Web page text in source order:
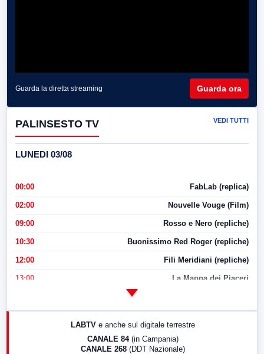
Guarda la diretta streaming Guarda ora
PALINSESTO TV VEDI TUTTI
LUNEDI 03/08
00:00 FabLab (replica)
02:00 Nouvelle Vouge (Film)
09:00 Rosso e Nero (repliche)
10:30 Buonissimo Red Roger (repliche)
12:00 Fili Meridiani (repliche)
13:00 La Mappa dei Piaceri
LABTV e anche sul digitale terrestre
CANALE 84 (in Campania)
CANALE 268 (DDT Nazionale)